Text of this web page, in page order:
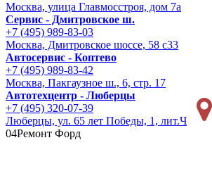
Москва, улица Главмосстроя, дом 7а
Сервис - Дмитровское ш.
+7 (495) 989-83-03
Москва, Дмитровское шоссе, 58 с33
Автосервис - Коптево
+7 (495) 989-83-42
Москва, Пакгаузное ш., 6, стр. 17
Автотехцентр - Люберцы
+7 (495) 320-07-39
Люберцы, ул. 65 лет Победы, 1, лит.Ч
04Ремонт Форд